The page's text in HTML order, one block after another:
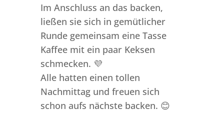
Im Anschluss an das backen,
ließen sie sich in gemütlicher
Runde gemeinsam eine Tasse
Kaffee mit ein paar Keksen
schmecken. 💜
Alle hatten einen tollen
Nachmittag und freuen sich
schon aufs nächste backen. 😊